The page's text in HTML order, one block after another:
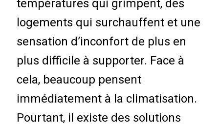
températures qui grimpent, des
logements qui surchauffent et une
sensation d’inconfort de plus en
plus difficile à supporter. Face à
cela, beaucoup pensent
immédiatement à la climatisation.
Pourtant, il existe des solutions